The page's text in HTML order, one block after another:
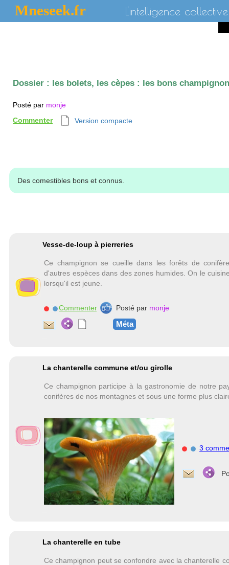
Mneseek.fr L'intelligence collective
Dossier : les bolets, les cèpes : les bons
Posté par monje
Commenter
Version compacte
Des comestibles bons et connus.
Vesse-de-loup à pierreries
Ce champignon se cueille dans les forêts de
d'autres espèces dans des zones humides. On le
lorsqu'il est jeune.
Commenter Posté par monje
Méta
La chanterelle commune et/ou girolle
Ce champignon participe à la gastronomie de notre
conifères de nos montagnes et sous une forme plus
3
La chanterelle en tube
Ce champignon peut se confondre avec la chanterelle